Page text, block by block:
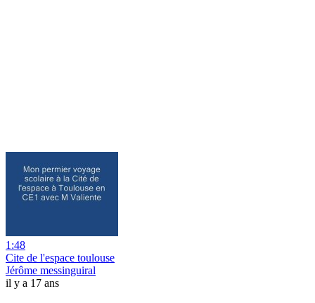
1:48
Cite de l'espace toulouse
Jérôme messinguiral
il y a 17 ans